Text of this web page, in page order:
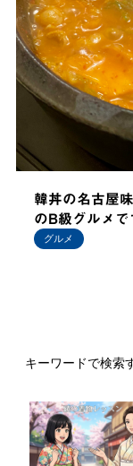
韓丼の名古屋
のB級グルメで
グルメ